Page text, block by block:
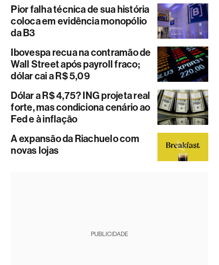
Pior falha técnica de sua história
coloca em evidência monopólio
da B3
Ibovespa recua na contramão de
Wall Street após payroll fraco;
dólar cai a R$ 5,09
Dólar a R$ 4,75? ING projeta real
forte, mas condiciona cenário ao
Fed e à inflação
A expansão da Riachuelo com
novas lojas
PUBLICIDADE